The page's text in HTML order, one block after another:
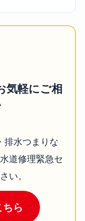
気軽にご相
排水つまりな
道修理緊急セ
い。
ちら